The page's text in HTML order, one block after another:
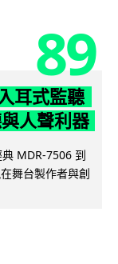
89
耳式監聽
人聲利器
MDR-7506 到
舞台製作者與創